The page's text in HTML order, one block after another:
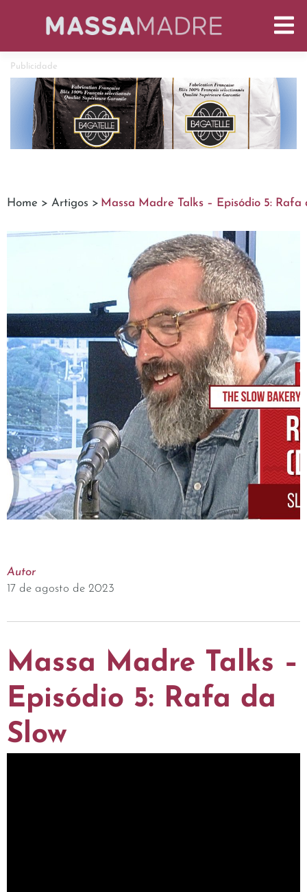
Publicidade
Home > Artigos > Massa Madre Talks – Episódio 5: Rafa
Autor
17 de agosto de 2023
Massa Madre Talks –
Episódio 5: Rafa da
Slow